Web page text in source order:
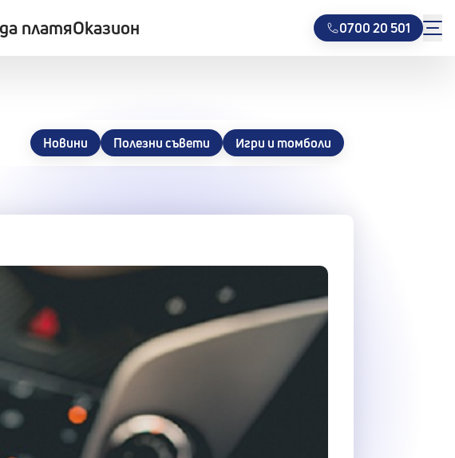
платяОказион 0700 20 501
Новини Полезни съвети Игри и томболи